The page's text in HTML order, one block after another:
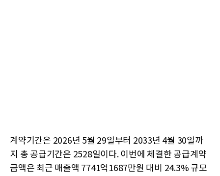
계약기간은 2026년 5월 29일부터 2033년 4월 30일까
지 총 공급기간은 2528일이다. 이번에 체결한 공급계약
금액은 최근 매출액 7741억1687만원 대비 24.3% 규모